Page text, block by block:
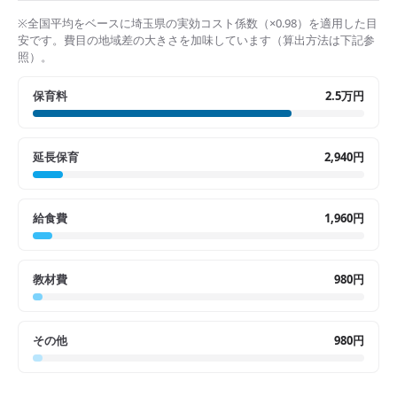
※全国平均をベースに埼玉県の実効コスト係数（×0.98）を適用した目
安です。費目の地域差の大きさを加味しています（算出方法は下記参
照）。
保育料 2.5万円
延長保育 2,940円
給食費 1,960円
教材費 980円
その他 980円